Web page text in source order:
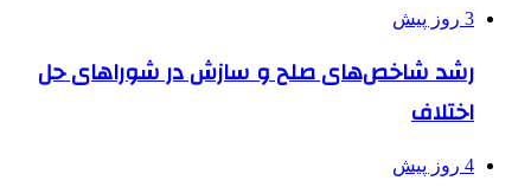
3 روز پیش
رشد شاخص‌های صلح و سازش در شوراهای حل
اختلاف
4 روز پیش